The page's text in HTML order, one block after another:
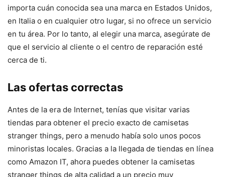
importa cuán conocida sea una marca en Estados Unidos,
en Italia o en cualquier otro lugar, si no ofrece un servicio
en tu área. Por lo tanto, al elegir una marca, asegúrate de
que el servicio al cliente o el centro de reparación esté
cerca de ti.
Las ofertas correctas
Antes de la era de Internet, tenías que visitar varias
tiendas para obtener el precio exacto de camisetas
stranger things, pero a menudo había solo unos pocos
minoristas locales. Gracias a la llegada de tiendas en línea
como Amazon IT, ahora puedes obtener la camisetas
stranger things de alta calidad a un precio muy